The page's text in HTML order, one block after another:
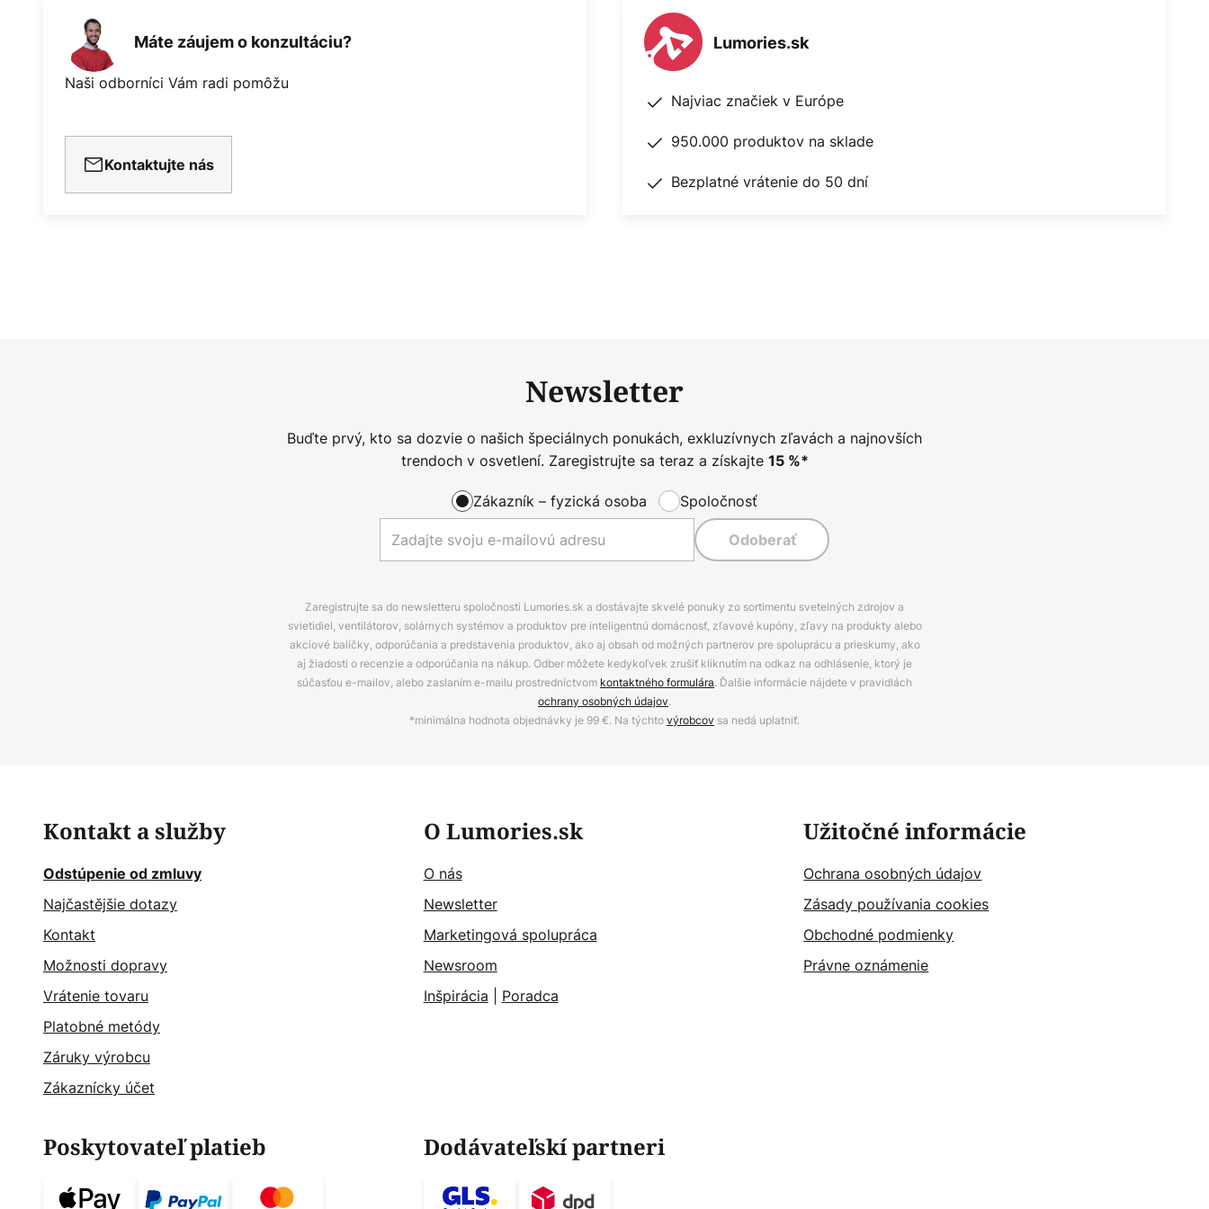
Máte záujem o konzultáciu?
Naši odborníci Vám radi pomôžu
Kontaktujte nás
Lumories.sk
Najviac značiek v Európe
950.000 produktov na sklade
Bezplatné vrátenie do 50 dní
Newsletter
Buďte prvý, kto sa dozvie o našich špeciálnych ponukách, exkluzívnych zľavách a najnovších
trendoch v osvetlení. Zaregistrujte sa teraz a získajte 15%*
Zákazník – fyzická osoba Spoločnosť
Odoberať
Zaregistrujte sa do newsletteru spoločnosti Lumories.sk a dostávajte skvelé ponuky zo sortimentu svetelných zdrojov a
svietidiel, ventilátorov, solárnych systémov a produktov pre inteligentnú domácnosť, zľavové kupóny, zľavy na produkty alebo
akciové balíčky, odporúčania a predstavenia produktov, ako aj obsah od možných partnerov pre spoluprácu a prieskumy, ako
aj žiadosti o recenzie a odporúčania na nákup. Odber môžete kedykoľvek zrušiť kliknutím na odkaz na odhlásenie, ktorý je
súčasťou e-mailov, alebo zaslaním e-mailu prostredníctvom kontaktného formulára. Ďalšie informácie nájdete v pravidlách
ochrany osobných údajov.
*minimálna hodnota objednávky je 99 €. Na týchtovýrobcov sa nedá uplatniť.
Kontakt a služby
Odstúpenie od zmluvy
Najčastějšie dotazy
Kontakt
Možnosti dopravy
Vrátenie tovaru
Platobné metódy
Záruky výrobcu
Zákaznícky účet
O Lumories.sk
O nás
Newsletter
Marketingová spolupráca
Newsroom
Inšpirácia
Poradca
Užitočné informácie
Ochrana osobných údajov
Zásady používania cookies
Obchodné podmienky
Právne oznámenie
Poskytovateľ platieb Dodávateľskí partneri